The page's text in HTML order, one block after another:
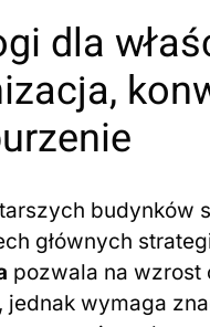
dla
budynków
głównych
pozwala na wzrost
jednak wymaga